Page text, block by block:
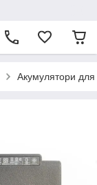
Акумулятори для